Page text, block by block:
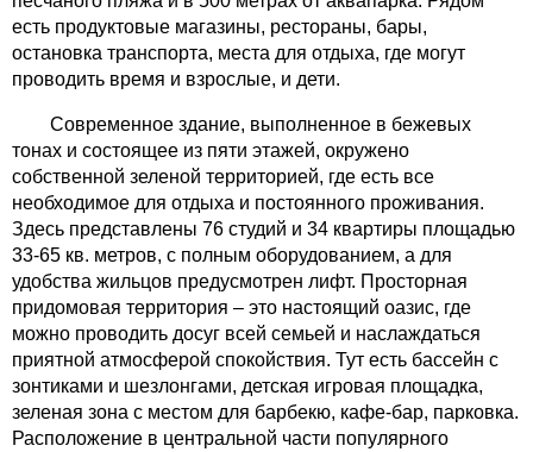
есть продуктовые магазины, рестораны, бары,
остановка транспорта, места для отдыха, где могут
проводить время и взрослые, и дети.
Современное здание, выполненное в бежевых
тонах и состоящее из пяти этажей, окружено
собственной зеленой территорией, где есть все
необходимое для отдыха и постоянного проживания.
Здесь представлены 76 студий и 34 квартиры площадью
33-65 кв. метров, с полным оборудованием, а для
удобства жильцов предусмотрен лифт. Просторная
придомовая территория – это настоящий оазис, где
можно проводить досуг всей семьей и наслаждаться
приятной атмосферой спокойствия. Тут есть бассейн с
зонтиками и шезлонгами, детская игровая площадка,
зеленая зона с местом для барбекю, кафе-бар, парковка.
Расположение в центральной части популярного